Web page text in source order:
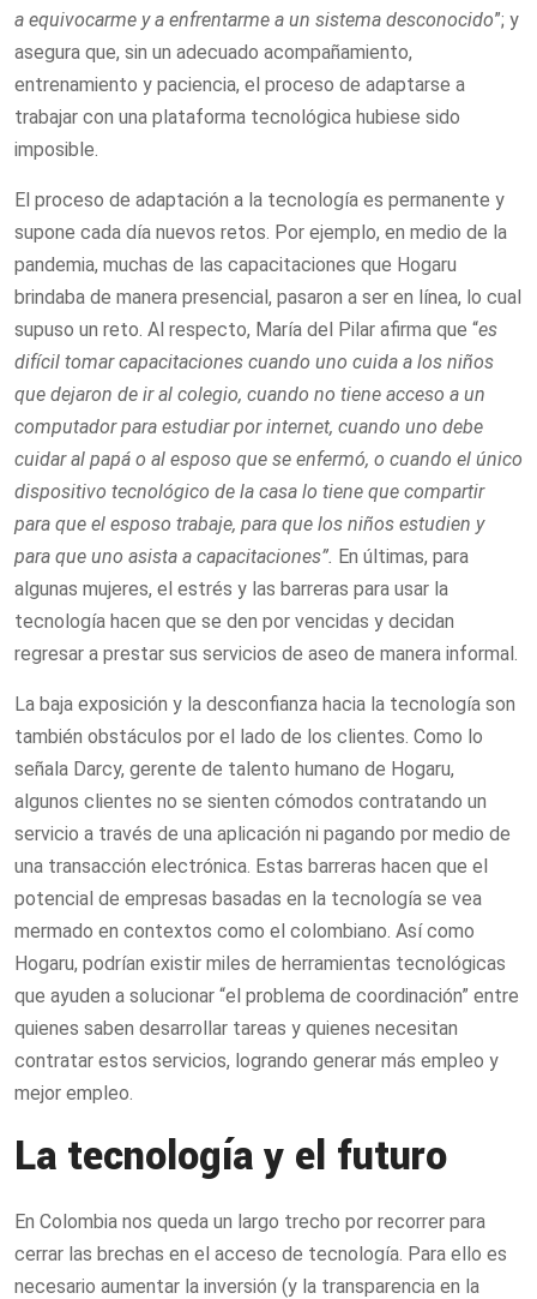
a equivocarme y a enfrentarme a un sistema desconocido”; y
asegura que, sin un adecuado acompañamiento,
entrenamiento y paciencia, el proceso de adaptarse a
trabajar con una plataforma tecnológica hubiese sido
imposible.
El proceso de adaptación a la tecnología es permanente y
supone cada día nuevos retos. Por ejemplo, en medio de la
pandemia, muchas de las capacitaciones que Hogaru
brindaba de manera presencial, pasaron a ser en línea, lo cual
supuso un reto. Al respecto, María del Pilar afirma que “es
difícil tomar capacitaciones cuando uno cuida a los niños
que dejaron de ir al colegio, cuando no tiene acceso a un
computador para estudiar por internet, cuando uno debe
cuidar al papá o al esposo que se enfermó, o cuando el único
dispositivo tecnológico de la casa lo tiene que compartir
para que el esposo trabaje, para que los niños estudien y
para que uno asista a capacitaciones”. En últimas, para
algunas mujeres, el estrés y las barreras para usar la
tecnología hacen que se den por vencidas y decidan
regresar a prestar sus servicios de aseo de manera informal.
La baja exposición y la desconfianza hacia la tecnología son
también obstáculos por el lado de los clientes. Como lo
señala Darcy, gerente de talento humano de Hogaru,
algunos clientes no se sienten cómodos contratando un
servicio a través de una aplicación ni pagando por medio de
una transacción electrónica. Estas barreras hacen que el
potencial de empresas basadas en la tecnología se vea
mermado en contextos como el colombiano. Así como
Hogaru, podrían existir miles de herramientas tecnológicas
que ayuden a solucionar “el problema de coordinación” entre
quienes saben desarrollar tareas y quienes necesitan
contratar estos servicios, logrando generar más empleo y
mejor empleo.
La tecnología y el futuro
En Colombia nos queda un largo trecho por recorrer para
cerrar las brechas en el acceso de tecnología. Para ello es
necesario aumentar la inversión (y la transparencia en la